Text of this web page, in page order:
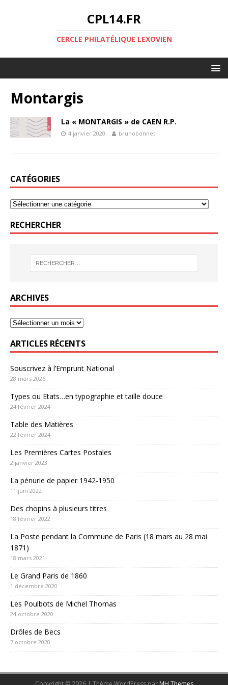
CPL14.FR
CERCLE PHILATÉLIQUE LEXOVIEN
Montargis
La « MONTARGIS » de CAEN R.P.
4 janvier 2020 brunobonnet
CATÉGORIES
RECHERCHER
ARCHIVES
ARTICLES RÉCENTS
Souscrivez à l’Emprunt National
28 mars 2026
Types ou Etats…en typographie et taille douce
24 février 2024
Table des Matières
22 février 2024
Les Premières Cartes Postales
2 janvier 2023
La pénurie de papier 1942-1950
11 juin 2022
Des chopins à plusieurs titres
18 février 2022
La Poste pendant la Commune de Paris (18 mars au 28 mai
1871)
18 mars 2021
Le Grand Paris de 1860
1 décembre 2020
Les Poulbots de Michel Thomas
24 octobre 2020
Drôles de Becs
7 octobre 2020